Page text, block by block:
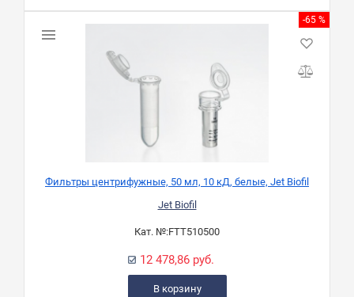
-65 %
Фильтры центрифужные, 50 мл, 10 кД, белые, Jet Biofil
Jet Biofil
Кат. №:FTT510500
12 478,86 руб.
В корзину